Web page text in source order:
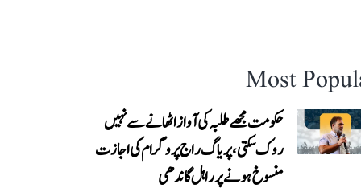
Most
حکومت مجھے طلبہ کی آواز اٹھانے سے نہیں
روک سکتی، پریاگ راج پروگرام کی اجازت
منسوخ ہونے پر راہل گاندھی